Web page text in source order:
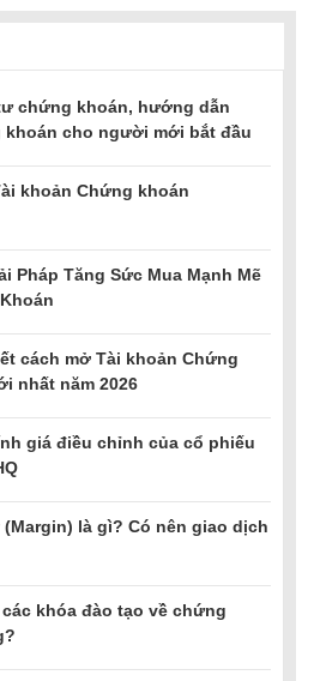
chứng khoán, hướng dẫn
cho người mới bắt đầu
khoản Chứng khoán
Pháp Tăng Sức Mua Mạnh Mẽ
cách mở Tài khoản Chứng
nhất năm 2026
giá điều chỉnh của cổ phiếu
là gì? Có nên giao dịch
khóa đào tạo về chứng